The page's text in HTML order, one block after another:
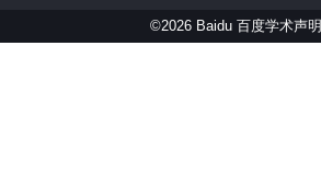
©2026 Baidu 百度学术声明